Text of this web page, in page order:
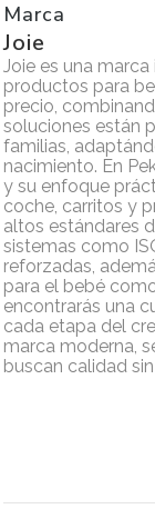
Marca
Joie
Joie es una
productos para
precio,
soluciones están
familias,
nacimiento. En
y su enfoque
coche, carritos y
altos estándares
sistemas como
reforzadas,
para el bebé
encontrarás una
cada etapa del
marca moderna,
buscan calidad